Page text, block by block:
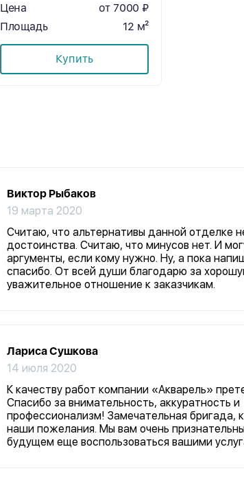
Цена
от 7000 ₽
Площадь
12 м²
Купить
Виктор Рыбаков
19 марта 2020
Считаю, что альтернативы данной отделке
достоинства. Считаю, что минусов нет. И
аргументы, если кому нужно. Ну, а пока
спасибо. От всей души благодарю за
уважительное отношение к заказчикам.
Лариса Сушкова
14 июля 2020
К качеству работ компании «Акварель»
Спасибо за внимательность, аккуратность и
профессионализм! Замечательная бригада,
наши пожелания. Мы вам очень
будущем еще воспользоваться вашими